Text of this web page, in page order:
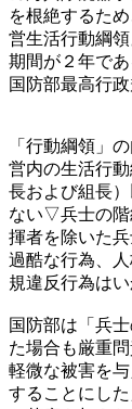
を根絶するた
営生活行動綱
期間が２年で
国防部最高行
「行動綱領」
営内の生活行
長および組長
ない▽兵士の階
揮者を除いた
過酷な行為、
規違反行為は
国防部は「兵
た場合も厳重
軽微な被害を
することにし